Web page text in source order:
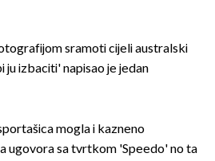
sramoti cijeli australski
izbaciti' napisao je jedan
mogla i kazneno
ugovora sa tvrtkom 'Speedo' no ta